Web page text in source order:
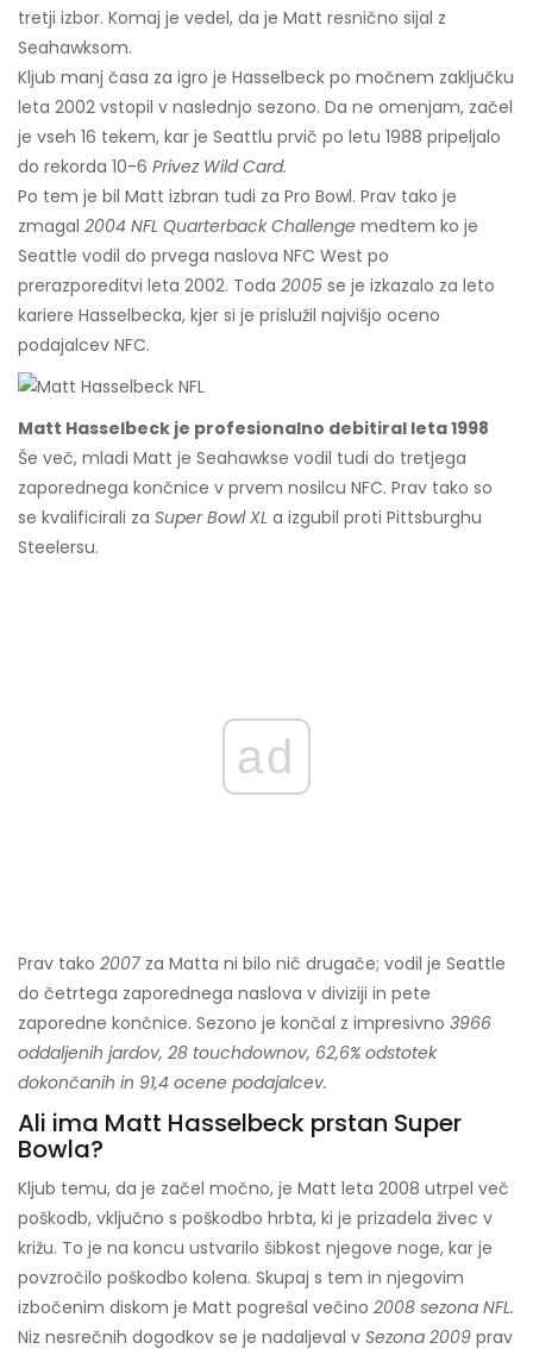
tretji izbor. Komaj je vedel, da je Matt resnično sijal z
Seahawksom.
Kljub manj časa za igro je Hasselbeck po močnem zaključku
leta 2002 vstopil v naslednjo sezono. Da ne omenjam, začel
je vseh 16 tekem, kar je Seattlu prvič po letu 1988 pripeljalo
do rekorda 10-6 Privez Wild Card.
Po tem je bil Matt izbran tudi za Pro Bowl. Prav tako je
zmagal 2004 NFL Quarterback Challenge medtem ko je
Seattle vodil do prvega naslova NFC West po
prerazporeditvi leta 2002. Toda 2005 se je izkazalo za leto
kariere Hasselbecka, kjer si je prislužil najvišjo oceno
podajalcev NFC.
Matt Hasselbeck je profesionalno debitiral leta 1998
Še več, mladi Matt je Seahawkse vodil tudi do tretjega
zaporednega končnice v prvem nosilcu NFC. Prav tako so
se kvalificirali za Super Bowl XL a izgubil proti Pittsburghu
Steelersu.
ad
Prav tako 2007 za Matta ni bilo nič drugače; vodil je Seattle
do četrtega zaporednega naslova v diviziji in pete
zaporedne končnice. Sezono je končal z impresivno 3966
oddaljenih jardov, 28 touchdownov, 62,6% odstotek
dokončanih in 91,4 ocene podajalcev.
Ali ima Matt Hasselbeck prstan Super
Bowla?
Kljub temu, da je začel močno, je Matt leta 2008 utrpel več
poškodb, vključno s poškodbo hrbta, ki je prizadela živec v
križu. To je na koncu ustvarilo šibkost njegove noge, kar je
povzročilo poškodbo kolena. Skupaj s tem in njegovim
izbočenim diskom je Matt pogrešal večino 2008 sezona NFL.
Niz nesrečnih dogodkov se je nadaljeval v Sezona 2009 prav